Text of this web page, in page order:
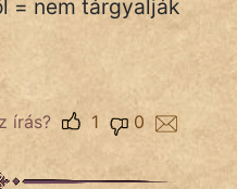
= nem tárgyalják
írás? 0
1